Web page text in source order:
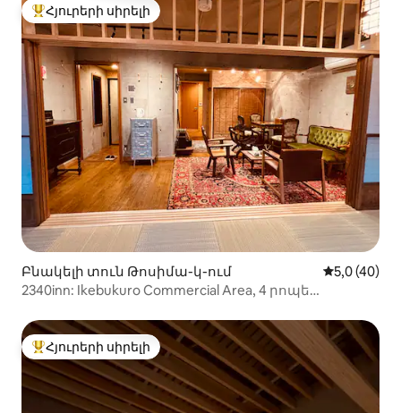
Նագասակի կայարանից 2 րոպե հեռավորության
վրա
Հյուրերի սիրելի լավագույն տները
Հյուրերի սիրելի
Բնակելի տուն Թոսիմա-կ-ում Միջին
5,0 (40)
2340inn: Ikebukuro Commercial Area, 4 րոպե
դիզայնով 55 ¥, ճապոնական տատամի +
հյուրասենյակ, 2 լոգասենյակ
Հյուրերի սիրելի լավագույն տները
Հյուրերի սիրելի